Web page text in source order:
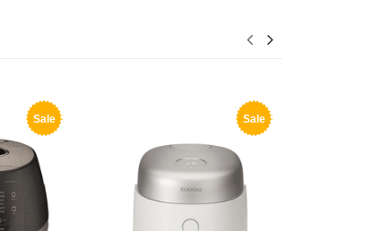
Sale Sale